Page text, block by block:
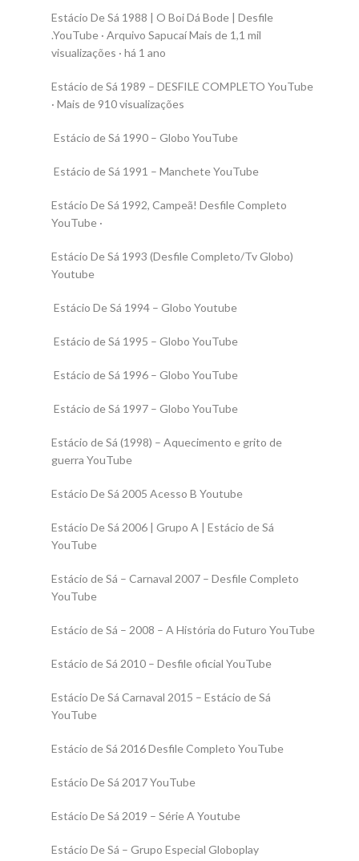
Estácio De Sá 1988 | O Boi Dá Bode | Desfile
.YouTube · Arquivo Sapucaí Mais de 1,1 mil
visualizações · há 1 ano
Estácio de Sá 1989 – DESFILE COMPLETO YouTube
· Mais de 910 visualizações
Estácio de Sá 1990 – Globo YouTube
Estácio de Sá 1991 – Manchete YouTube
Estácio De Sá 1992, Campeã! Desfile Completo
YouTube ·
Estácio De Sá 1993 (Desfile Completo/Tv Globo)
Youtube
Estácio De Sá 1994 – Globo Youtube
Estácio de Sá 1995 – Globo YouTube
Estácio de Sá 1996 – Globo YouTube
Estácio de Sá 1997 – Globo YouTube
Estácio de Sá (1998) – Aquecimento e grito de
guerra YouTube
Estácio De Sá 2005 Acesso B Youtube
Estácio De Sá 2006 | Grupo A | Estácio de Sá
YouTube
Estácio de Sá – Carnaval 2007 – Desfile Completo
YouTube
Estácio de Sá – 2008 – A História do Futuro YouTube
Estácio de Sá 2010 – Desfile oficial YouTube
Estácio De Sá Carnaval 2015 – Estácio de Sá
YouTube
Estácio de Sá 2016 Desfile Completo YouTube
Estácio De Sá 2017 YouTube
Estácio De Sá 2019 – Série A Youtube
Estácio De Sá – Grupo Especial Globoplay